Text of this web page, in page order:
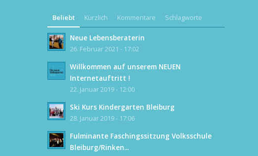
Beliebt Kürzlich Kommentare Schlagworte
Neue Lebensberaterin
26. Februar 2021 - 17:02
Willkommen auf unserem NEUEN
Internetauftritt !
22. Januar 2019 - 12:00
Ski Kurs Kindergarten Bleiburg
28. Januar 2019 - 17:06
Fulminante Faschingssitzung Volksschule
Bleiburg/Rinken...